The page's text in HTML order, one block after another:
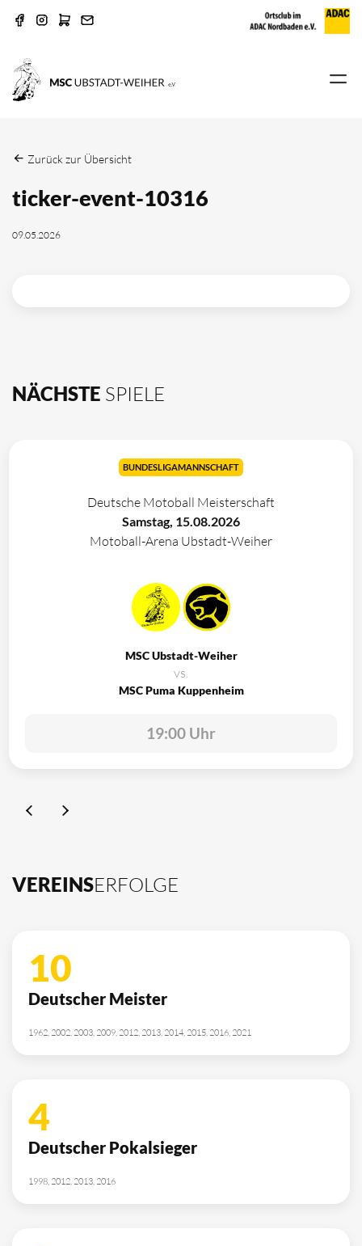
Zurück zur Übersicht
ticker-event-10316
09.05.2026
NÄCHSTE SPIELE
BUNDESLIGAMANNSCHAFT
Deutsche Motoball Meisterschaft
Samstag, 15.08.2026
Motoball-Arena Ubstadt-Weiher
MSC Ubstadt-Weiher
vs.
MSC Puma Kuppenheim
19:00 Uhr
VEREINSERFOLGE